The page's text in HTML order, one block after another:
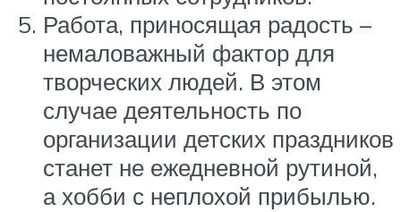
Работа, приносящая радость –
немаловажный фактор для
творческих людей. В этом
случае деятельность по
организации детских праздников
станет не ежедневной рутиной,
а хобби с неплохой прибылью.